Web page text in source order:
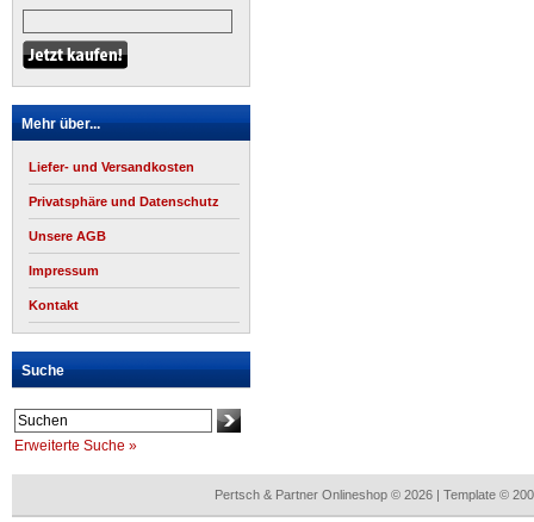
Mehr über...
Liefer- und Versandkosten
Privatsphäre und Datenschutz
Unsere AGB
Impressum
Kontakt
Suche
Erweiterte Suche »
Pertsch & Partner Onlineshop © 2026 | Template ©